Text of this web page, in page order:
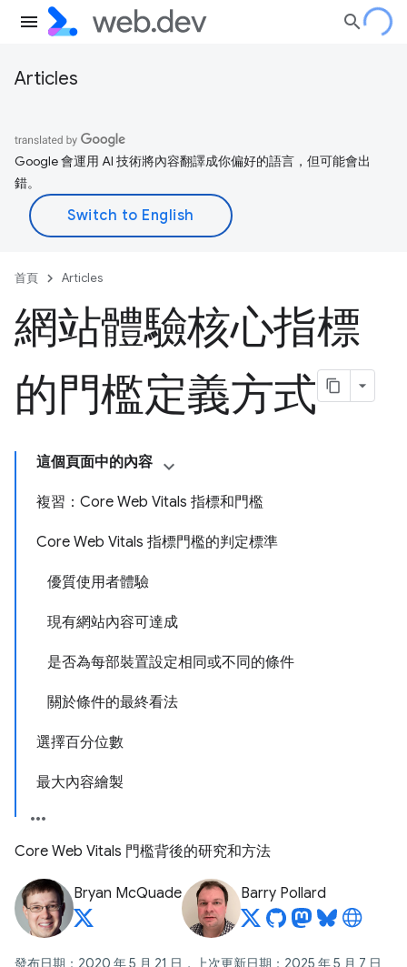
Articles
Google 會運用 AI 技術將內容翻譯成你偏好的語言，但可能會出
錯。
首頁 Articles
網站體驗核心指標
的門檻定義方式
這個頁面中的內容
複習：Core Web Vitals 指標和門檻
Core Web Vitals 指標門檻的判定標準
優質使用者體驗
現有網站內容可達成
是否為每部裝置設定相同或不同的條件
關於條件的最終看法
選擇百分位數
最大內容繪製
Core Web Vitals 門檻背後的研究和方法
Bryan McQuade Barry Pollard
發布日期：2020 年 5 月 21 日，上次更新日期：2025 年 5 月 7 日